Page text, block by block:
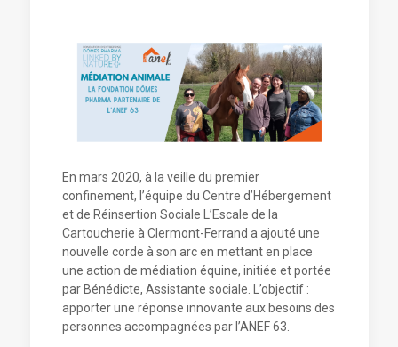
En mars 2020, à la veille du premier
confinement, l’équipe du Centre d’Hébergement
et de Réinsertion Sociale L’Escale de la
Cartoucherie à Clermont-Ferrand a ajouté une
nouvelle corde à son arc en mettant en place
une action de médiation équine, initiée et portée
par Bénédicte, Assistante sociale. L’objectif :
apporter une réponse innovante aux besoins des
personnes accompagnées par l’ANEF 63.